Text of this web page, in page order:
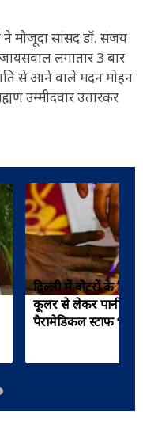
मौजूदा सांसद डॉ. संजय
लगातार 3 बार
से आने वाले मदन मोहन
उम्मीदवार उतारकर
दिल्ली में वोटरों के
कूलर से लेकर पानी का
पैरामेडिकल स्टाफ भी